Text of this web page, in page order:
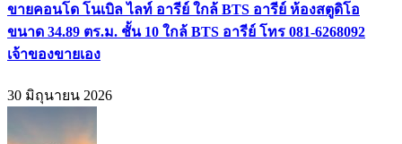
ขายคอนโด โนเบิล ไลท์ อารีย์ ใกล้ BTS อารีย์ ห้องสตูดิโอ
ขนาด 34.89 ตร.ม. ชั้น 10 ใกล้ BTS อารีย์ โทร 081-6268092
เจ้าของขายเอง
30 มิถุนายน 2026